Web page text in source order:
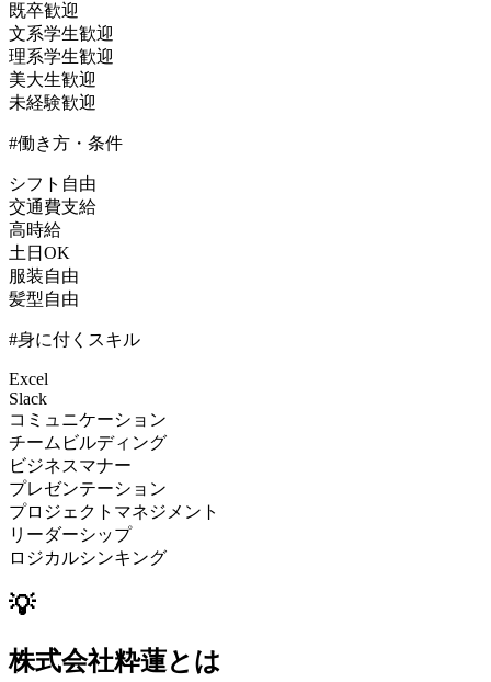
既卒歓迎
文系学生歓迎
理系学生歓迎
美大生歓迎
未経験歓迎
#働き方・条件
シフト自由
交通費支給
高時給
土日OK
服装自由
髪型自由
#身に付くスキル
Excel
Slack
コミュニケーション
チームビルディング
ビジネスマナー
プレゼンテーション
プロジェクトマネジメント
リーダーシップ
ロジカルシンキング
💡
株式会社粋蓮とは